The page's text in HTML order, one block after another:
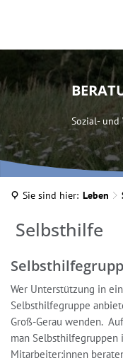
Sozial- und
Sie sind hier: Leben
Selbsthilfe
Selbsthilfe
Wer Unterstützung in
Selbsthilfegruppe
Groß-Gerau wenden.
man Selbsthilfegruppen
Mitarbeiter:innen